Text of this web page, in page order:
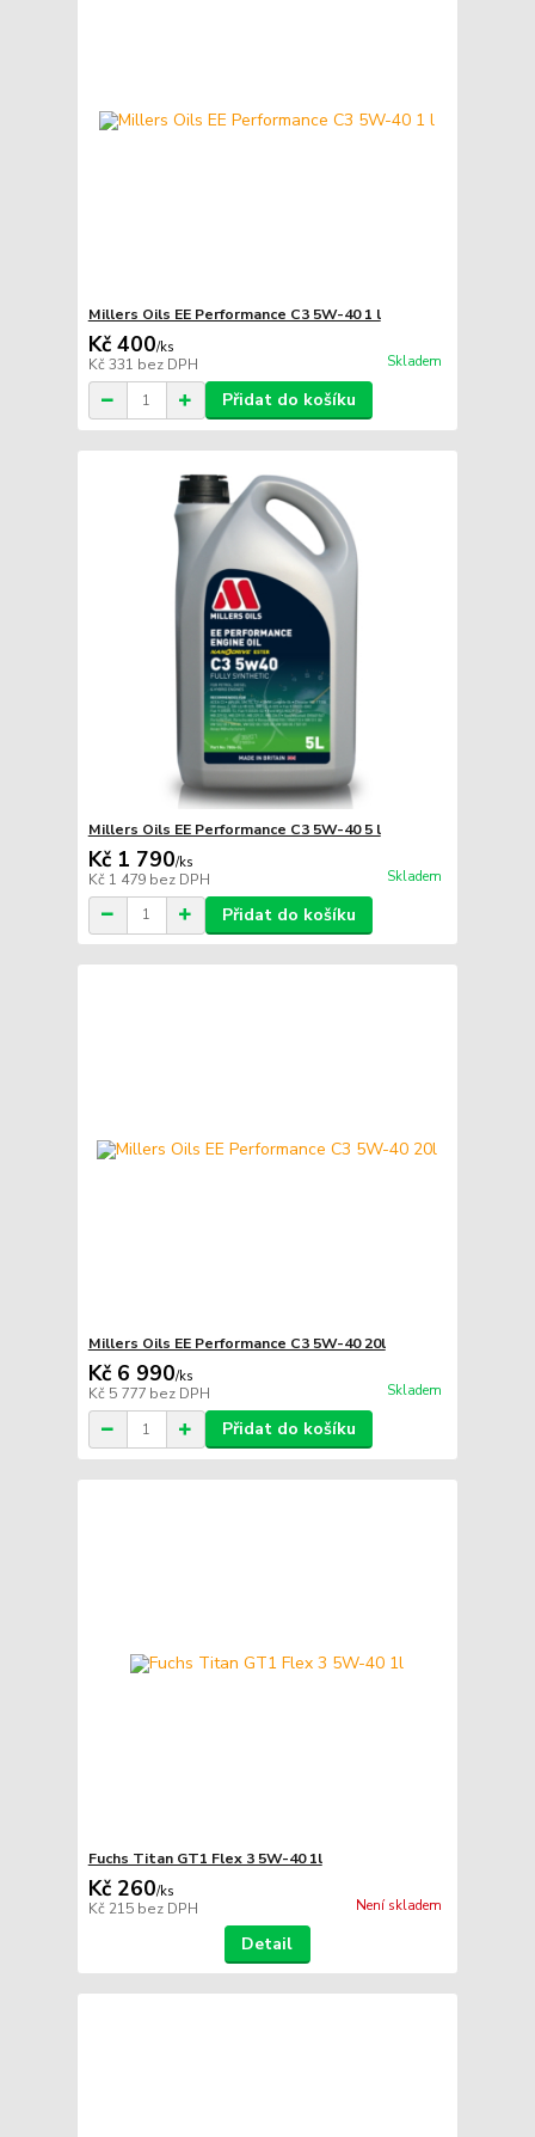
Millers Oils EE Performance C3 5W-40 1 l
Kč 400/ks
Kč 331 bez DPH Skladem
Přidat do košíku
Millers Oils EE Performance C3 5W-40 5 l
Kč 1 790/ks
Kč 1 479 bez DPH Skladem
Přidat do košíku
Millers Oils EE Performance C3 5W-40 20l
Kč 6 990/ks
Kč 5 777 bez DPH Skladem
Přidat do košíku
Fuchs Titan GT1 Flex 3 5W-40 1l
Kč 260/ks
Kč 215 bez DPH Není skladem
Detail